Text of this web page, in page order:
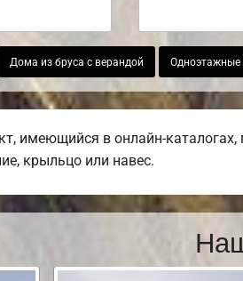
Дома из бруса с верандой Одноэтажные
имеющийся в онлайн-
крыльцо или навес.